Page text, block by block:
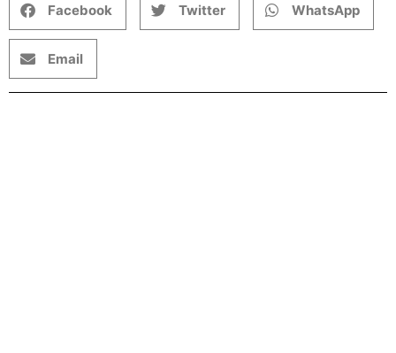
Facebook Twitter WhatsApp
Email